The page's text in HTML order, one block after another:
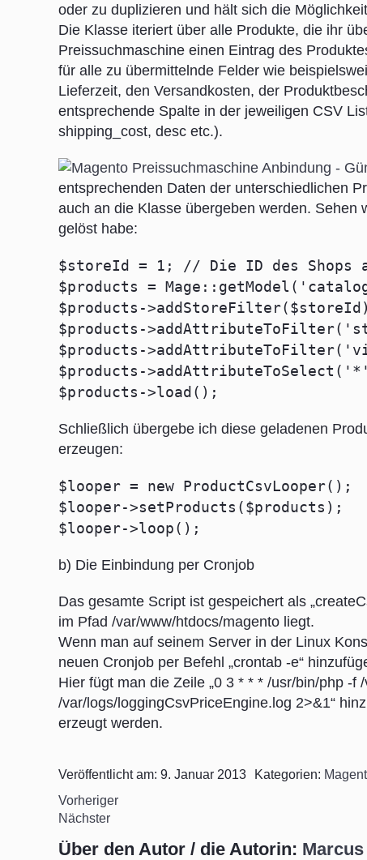
oder zu duplizieren und hält sich die
Die Klasse iteriert über alle Produkte, die ihr
Preissuchmaschine einen Eintrag des
für alle zu übermittelnde Felder wie
Lieferzeit, den Versandkosten, der
entsprechende Spalte in der jeweiligen CSV
shipping_cost, desc etc.).
entsprechenden Daten der unterschiedlichen
auch an die Klasse übergeben werden. Sehen
gelöst habe:
$storeId = 1; // Die ID des Shops
$products =
$products-
$products-
$products-
$products-
$products->load();
Schließlich übergebe ich diese geladenen
erzeugen:
$looper = new ProductCsvLooper();
$looper->setProducts($products);
$looper->loop();
b) Die Einbindung per Cronjob
Das gesamte Script ist gespeichert als
im Pfad /var/www/htdocs/magento liegt.
Wenn man auf seinem Server in der Linux
neuen Cronjob per Befehl „crontab -e“
Hier fügt man die Zeile „0 3 * * * /usr/bin/php -
/var/logs/loggingCsvPriceEngine.log 2>&1“
erzeugt werden.
Veröffentlicht am: 9. Januar 2013 Kategorien:
Vorheriger
Nächster
Über den Autor / die Autorin: